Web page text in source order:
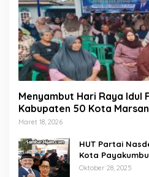
Menyambut Hari Raya Idul
Kabupaten 50 Kota
Empat Ton Bantuan Beras
Maret 18, 2026
HUT Partai
Kota
Pemeriksaan
Oktober 28, 2025